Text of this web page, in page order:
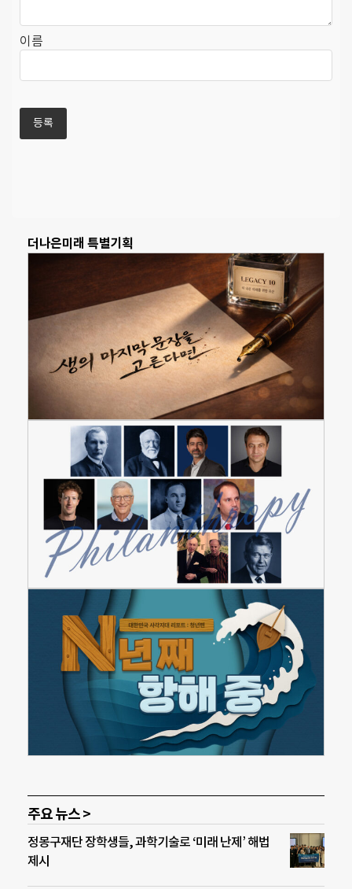
이름
더나은미래 특별기획
주요 뉴스 >
정몽구재단 장학생들, 과학기술로 ‘미래 난제’ 해법
제시